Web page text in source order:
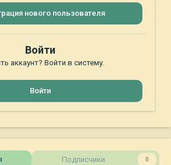
нового пользователя
Войти
аккаунт? Войти в систему.
Войти
Подписчики 0